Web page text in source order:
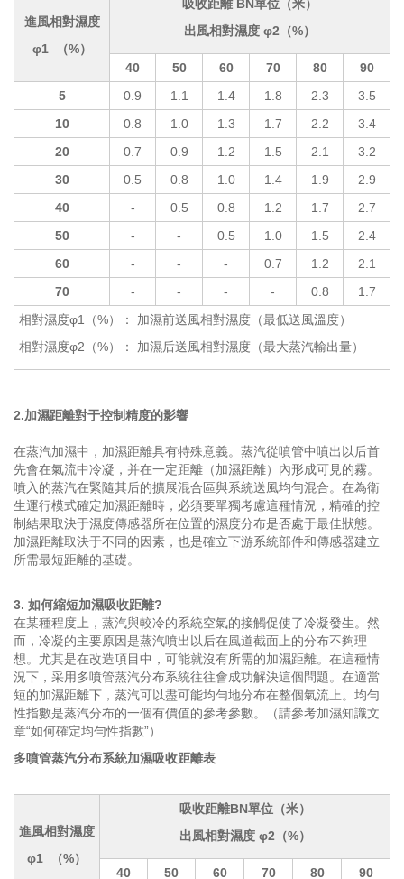
進風相對濕度
φ1 （%）
吸收距離 BN單位（米）
出風相對濕度 φ2（%）
40 50 60 70 80
90
5
0.9 1.1 1.4 1.8 2.3
3.5
10
0.8 1.0 1.3 1.7 2.2
3.4
20
0.7 0.9 1.2 1.5 2.1
3.2
30
0.5 0.8 1.0 1.4 1.9
2.9
40
- 0.5 0.8 1.2 1.7
2.7
50
- - 0.5 1.0 1.5
2.4
60
- - - 0.7 1.2
2.1
70
- - - - 0.8
1.7
相對濕度φ1（%）： 加濕前送風相對濕度（最低送風溫度）
相對濕度φ2（%）： 加濕后送風相對濕度（最大蒸汽輸出量）
2.加濕距離對于控制精度的影響
在蒸汽加濕中，加濕距離具有特殊意義。蒸汽從噴管中噴出以后首
先會在氣流中冷凝，并在一定距離（加濕距離）內形成可見的霧。
噴入的蒸汽在緊隨其后的擴展混合區與系統送風均勻混合。在為衛
生運行模式確定加濕距離時，必須要單獨考慮這種情況，精確的控
制結果取決于濕度傳感器所在位置的濕度分布是否處于最佳狀態。
加濕距離取決于不同的因素，也是確立下游系統部件和傳感器建立
所需最短距離的基礎。
3. 如何縮短加濕吸收距離?
在某種程度上，蒸汽與較冷的系統空氣的接觸促使了冷凝發生。然
而，冷凝的主要原因是蒸汽噴出以后在風道截面上的分布不夠理
想。尤其是在改造項目中，可能就沒有所需的加濕距離。在這種情
況下，采用多噴管蒸汽分布系統往往會成功解決這個問題。在適當
短的加濕距離下，蒸汽可以盡可能均勻地分布在整個氣流上。均勻
性指數是蒸汽分布的一個有價值的參考參數。（請參考加濕知識文
章“如何確定均勻性指數”）
多噴管蒸汽分布系統加濕吸收距離表
進風相對濕度
φ1 （%）
吸收距離BN單位（米）
出風相對濕度 φ2（%）
40 50 60 70 80 90